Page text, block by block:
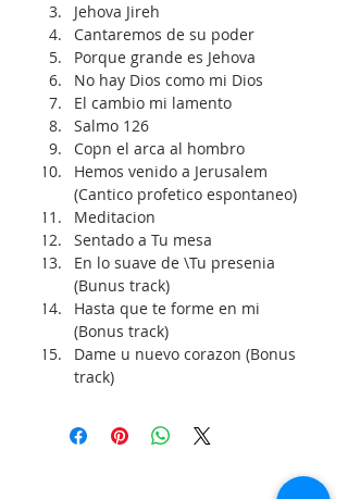
Jehova Jireh
Cantaremos de su poder
Porque grande es Jehova
No hay Dios como mi Dios
El cambio mi lamento
Salmo 126
Copn el arca al hombro
Hemos venido a Jerusalem
(Cantico profetico espontaneo)
Meditacion
Sentado a Tu mesa
En lo suave de \Tu presenia
(Bunus track)
Hasta que te forme en mi
(Bonus track)
Dame u nuevo corazon (Bonus
track)